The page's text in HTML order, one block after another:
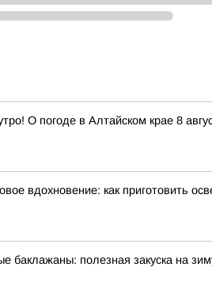
О погоде в Алтайском крае 8
вдохновение: как приготовить
баклажаны: полезная закуска на